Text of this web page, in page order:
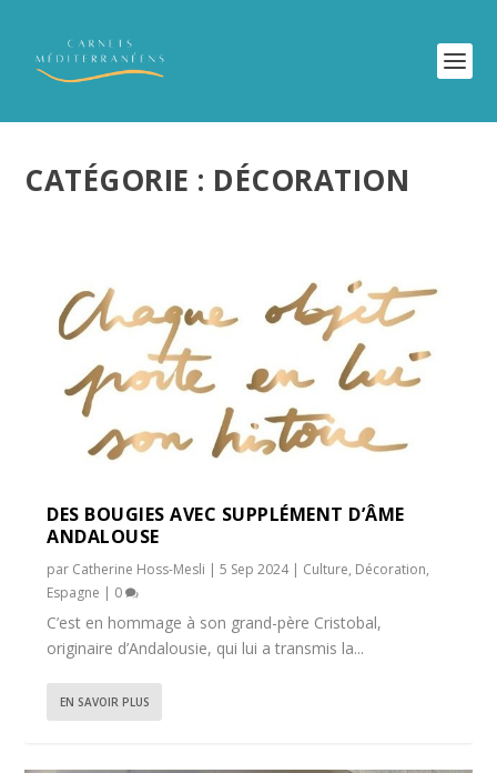
CATÉGORIE : DÉCORATION
DES BOUGIES AVEC SUPPLÉMENT D’ÂME
ANDALOUSE
par Catherine Hoss-Mesli |5 Sep 2024| Culture, Décoration,
Espagne | 0
C’est en hommage à son grand-père Cristobal,
originaire d’Andalousie, qui lui a transmis la...
EN SAVOIR PLUS